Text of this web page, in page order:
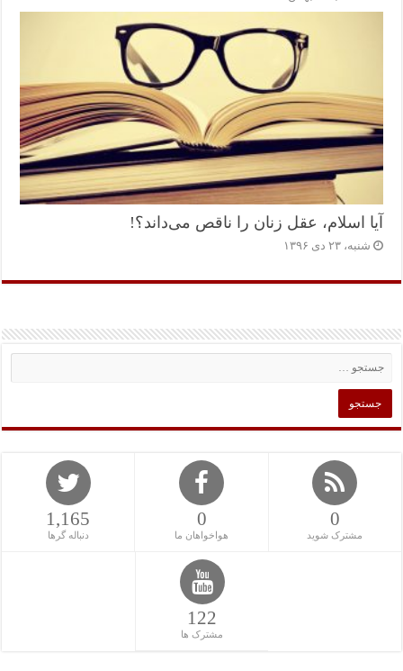
آیا اسلام، عقل زنان را ناقص می‌داند؟!
شنبه، ۲۳ دی ۱۳۹۶
0
مشترک شوید
0
هواخواهان ما
1,165
دنباله گرها
122
مشترک ها